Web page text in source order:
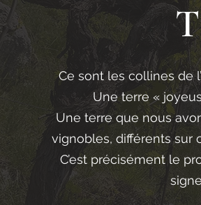
Ce sont les collines de
Une terre «
Une terre que nous
vignobles, différents sur
C’est précisément le